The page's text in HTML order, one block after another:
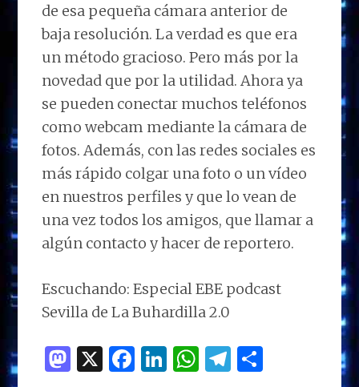
de esa pequeña cámara anterior de
baja resolución. La verdad es que era
un método gracioso. Pero más por la
novedad que por la utilidad. Ahora ya
se pueden conectar muchos teléfonos
como webcam mediante la cámara de
fotos. Además, con las redes sociales es
más rápido colgar una foto o un vídeo
en nuestros perfiles y que lo vean de
una vez todos los amigos, que llamar a
algún contacto y hacer de reportero.
Escuchando: Especial EBE podcast
Sevilla de La Buhardilla 2.0
M X F
Li W T